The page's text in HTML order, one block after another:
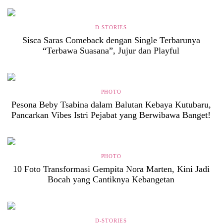
D-STORIES
Sisca Saras Comeback dengan Single Terbarunya
“Terbawa Suasana”, Jujur dan Playful
PHOTO
Pesona Beby Tsabina dalam Balutan Kebaya Kutubaru,
Pancarkan Vibes Istri Pejabat yang Berwibawa Banget!
PHOTO
10 Foto Transformasi Gempita Nora Marten, Kini Jadi
Bocah yang Cantiknya Kebangetan
D-STORIES